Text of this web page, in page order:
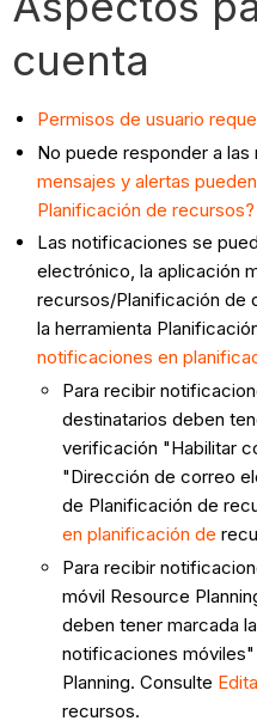
cuenta
Permisos de usuario
No puede responder a
mensajes y alertas
Planificación de recursos?
Las notificaciones se
electrónico, la aplicación
recursos/Planificación de
la herramienta
notificaciones en
Para recibir
destinatarios deben
verificación "Habilitar
"Dirección de correo
de Planificación de
en planificación de
Para recibir
móvil Resource
deben tener marcada
notificaciones
Planning. Consulte
recursos.